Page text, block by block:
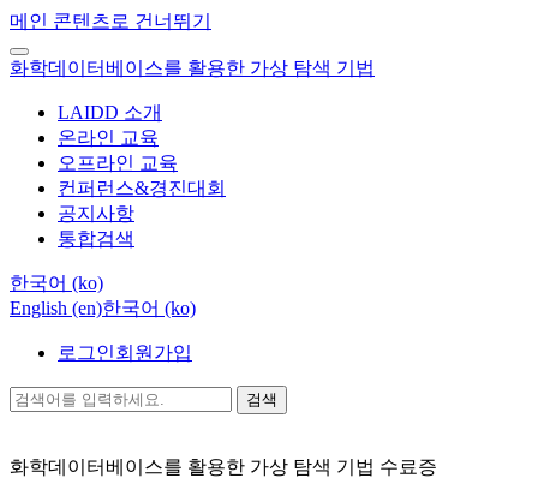
메인 콘텐츠로 건너뛰기
화학데이터베이스를 활용한 가상 탐색 기법
LAIDD 소개
온라인 교육
오프라인 교육
컨퍼런스&경진대회
공지사항
통합검색
한국어 ‎(ko)‎
English ‎(en)‎한국어 ‎(ko)‎
로그인회원가입
검색
화학데이터베이스를 활용한 가상 탐색 기법 수료증